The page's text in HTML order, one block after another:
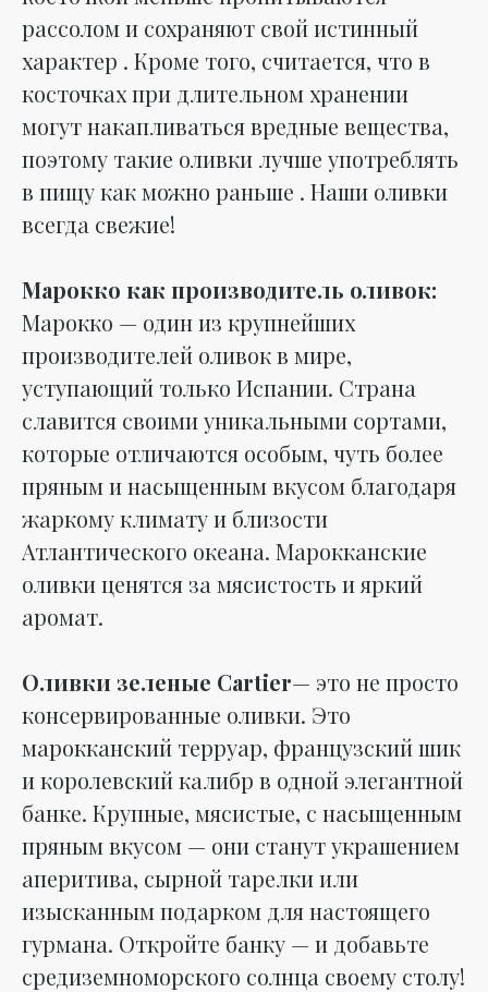
рассолом и сохраняют свой истинный
характер . Кроме того, считается, что в
косточках при длительном хранении
могут накапливаться вредные вещества,
поэтому такие оливки лучше употреблять
в пищу как можно раньше . Наши оливки
всегда свежие!
Марокко как производитель оливок:
Марокко — один из крупнейших
производителей оливок в мире,
уступающий только Испании. Страна
славится своими уникальными сортами,
которые отличаются особым, чуть более
пряным и насыщенным вкусом благодаря
жаркому климату и близости
Атлантического океана. Марокканские
оливки ценятся за мясистость и яркий
аромат.
Оливки зеленые Cartier— это не просто
консервированные оливки. Это
марокканский терруар, французский шик
и королевский калибр в одной элегантной
банке. Крупные, мясистые, с насыщенным
пряным вкусом — они станут украшением
аперитива, сырной тарелки или
изысканным подарком для настоящего
гурмана. Откройте банку — и добавьте
средиземноморского солнца своему столу!